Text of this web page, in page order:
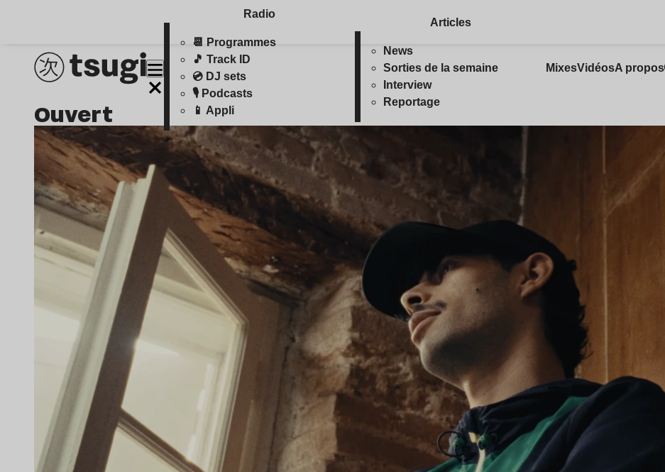
Radio
📆 Programmes
🎵 Track ID
💿 DJ sets
🎙️ Podcasts
📱 Appli
Articles
News
Sorties de la semaine
Interview
Reportage
MixesVidéosA propos
ouvert